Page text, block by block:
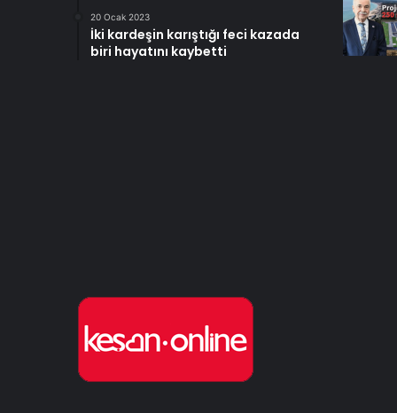
20 Ocak 2023
İki kardeşin karıştığı feci kazada
biri hayatını kaybetti